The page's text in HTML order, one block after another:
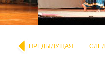
ПРЕДЫДУЩАЯ